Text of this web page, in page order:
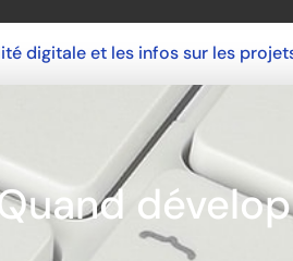
digitale et les infos sur les